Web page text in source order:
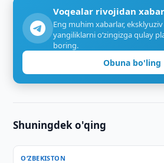
Voqealar rivojidan
Eng muhim xabarlar,
yangiliklarni o‘zingizga qulay
boring.
Obuna bo'ling
Shuningdek o'qing
O‘ZBEKISTON